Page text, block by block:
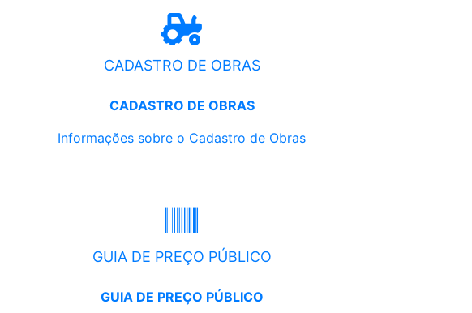
CADASTRO DE OBRAS
CADASTRO DE OBRAS
Informações sobre o Cadastro de Obras
GUIA DE PREÇO PÚBLICO
GUIA DE PREÇO PÚBLICO